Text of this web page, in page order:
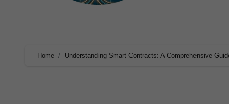
Home Understanding Smart Contracts: A Comprehensive